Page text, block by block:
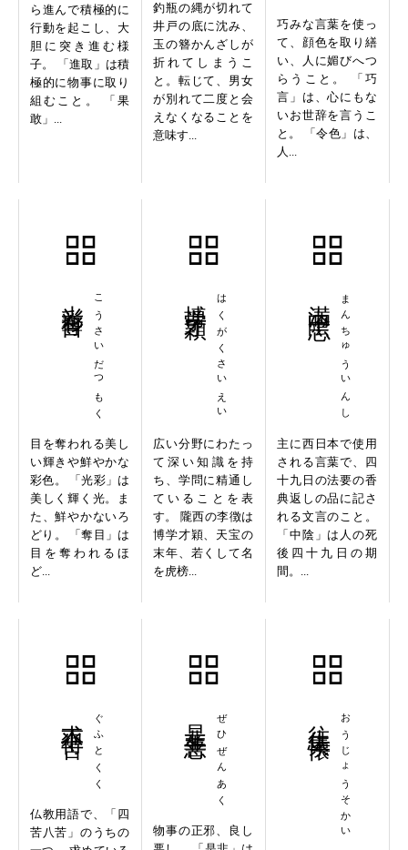
ら進んで積極的に
行動を起こし、大
胆に突き進む様
子。 「進取」は積
極的に物事に取り
組むこと。 「果
敢」...
釣瓶の縄が切れて
井戸の底に沈み、
玉の簪かんざしが
折れてしまうこ
と。転じて、男女
が別れて二度と会
えなくなることを
意味す...
巧みな言葉を使っ
て、顔色を取り繕
い、人に媚びへつ
らうこと。 「巧
言」は、心にもな
いお世辞を言うこ
と。 「令色」は、
人...
こうさいだつもく
目を奪われる美し
い輝きや鮮やかな
彩色。 「光彩」は
美しく輝く光。ま
た、鮮やかないろ
どり。 「奪目」は
目を奪われるほ
ど...
はくがくさいえい
広い分野にわたっ
て深い知識を持
ち、学問に精通し
ていることを表
す。 隴西の李徴は
博学才穎、天宝の
末年、若くして名
を虎榜...
まんちゅういんし
主に西日本で使用
される言葉で、四
十九日の法要の香
典返しの品に記さ
れる文言のこと。
「中陰」は人の死
後四十九日の期
間。...
ぐふとくく
仏教用語で、「四
苦八苦」のうちの
ぜひぜんあく
物事の正邪、良し
おうじょうそかい